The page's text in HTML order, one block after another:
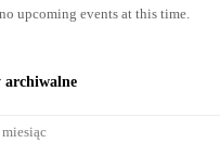
upcoming events at this time.
archiwalne